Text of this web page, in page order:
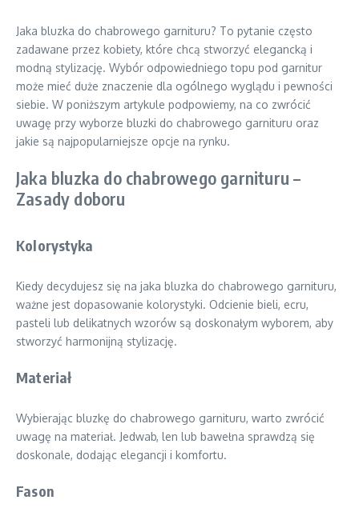
Jaka bluzka do chabrowego garnituru? To pytanie często
zadawane przez kobiety, które chcą stworzyć elegancką i
modną stylizację. Wybór odpowiedniego topu pod garnitur
może mieć duże znaczenie dla ogólnego wyglądu i pewności
siebie. W poniższym artykule podpowiemy, na co zwrócić
uwagę przy wyborze bluzki do chabrowego garnituru oraz
jakie są najpopularniejsze opcje na rynku.
Jaka bluzka do chabrowego garnituru –
Zasady doboru
Kolorystyka
Kiedy decydujesz się na jaka bluzka do chabrowego garnituru,
ważne jest dopasowanie kolorystyki. Odcienie bieli, ecru,
pasteli lub delikatnych wzorów są doskonałym wyborem, aby
stworzyć harmonijną stylizację.
Materiał
Wybierając bluzkę do chabrowego garnituru, warto zwrócić
uwagę na materiał. Jedwab, len lub bawełna sprawdzą się
doskonale, dodając elegancji i komfortu.
Fason